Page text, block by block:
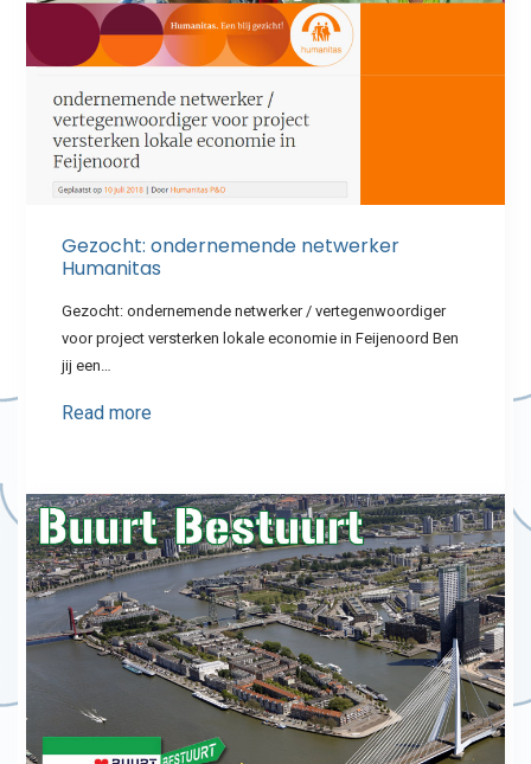
Gezocht: ondernemende netwerker
Humanitas
Gezocht: ondernemende netwerker / vertegenwoordiger
voor project versterken lokale economie in Feijenoord Ben
jij een…
Read more